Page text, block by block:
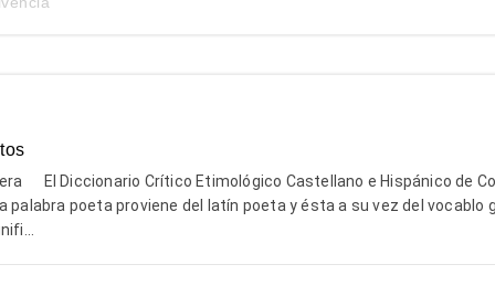
El Diccionario Crítico Etimológico Castellano e Hispánico de
palabra poeta proviene del latín poeta y ésta a su vez del vocablo